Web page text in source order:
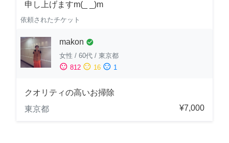
申し上げますm(_ _)m
依頼されたチケット
makon check_circle
女性 / 60代 / 東京都
sentiment_satisfied 812 sentiment_neutral 16 sentiment_dissatisfied 1
クオリティの高いお掃除
東京都
¥7,000